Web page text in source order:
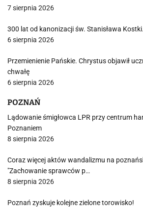
7 sierpnia 2026
300 lat od kanonizacji św. Stanisława
6 sierpnia 2026
Przemienienie Pańskie. Chrystus objawił
chwałę
6 sierpnia 2026
POZNAŃ
Lądowanie śmigłowca LPR przy centrum
Poznaniem
8 sierpnia 2026
Coraz więcej aktów wandalizmu na
"Zachowanie sprawców p…
8 sierpnia 2026
Poznań zyskuje kolejne zielone torowisko!